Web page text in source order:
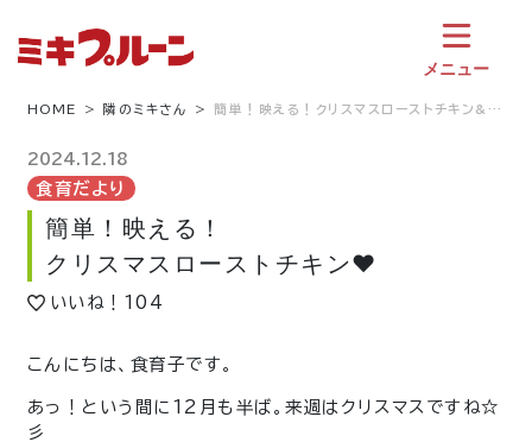
メニュー
HOME 隣のミキさん 簡単！映える！クリスマスローストチキン&…
2024.12.18
食育だより
簡単！映える！
クリスマスローストチキン♥
いいね！ 104
こんにちは、食育子です。
あっ！という間に12月も半ば。来週はクリスマスですね☆
彡